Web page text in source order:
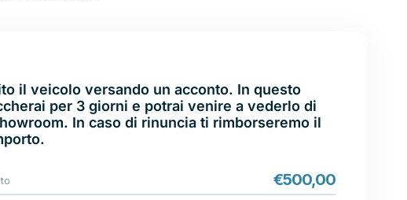
il veicolo versando un acconto. In questo
per 3 giorni e potrai venire a vederlo di
In caso di rinuncia ti rimborseremo il
€500,00